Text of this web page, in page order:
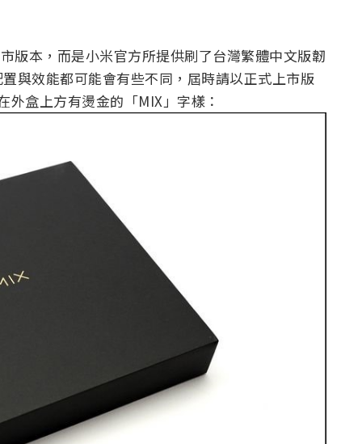
版本，而是小米官方所提供刷了台灣繁體中文版韌
與效能都可能會有些不同，屆時請以正式上市版
盒上方有燙金的「MIX」字樣：